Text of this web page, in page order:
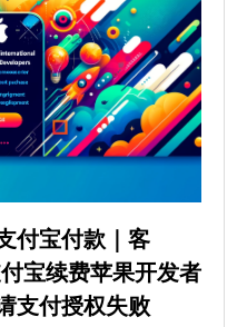
付宝付款｜客
宝续费苹果开发者
支付授权失败